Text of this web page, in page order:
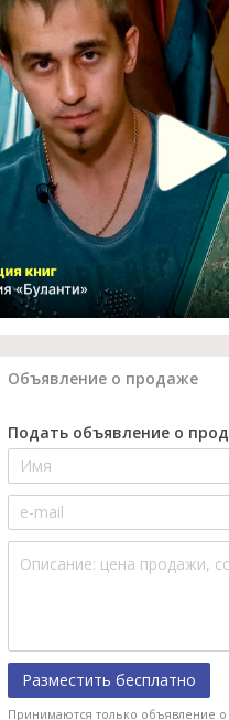
Объявление о продаже
Подать объявление о
Разместить бесплатно
Принимаются только объявление о